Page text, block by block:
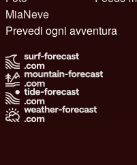
MiaNeve
Prevedi ogni avventura